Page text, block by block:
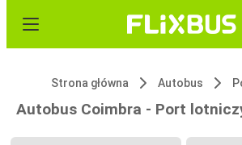
Strona główna Autobus
Autobus Coimbra - Port